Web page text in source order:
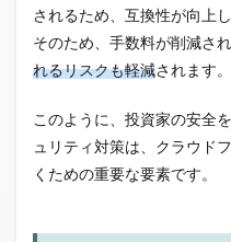
されるため、互換性が向上し
そのため、手数料が削減され
れるリスクも軽減されます。
このように、投資家の安全
ュリティ対策は、クラウド
くための重要な要素です。